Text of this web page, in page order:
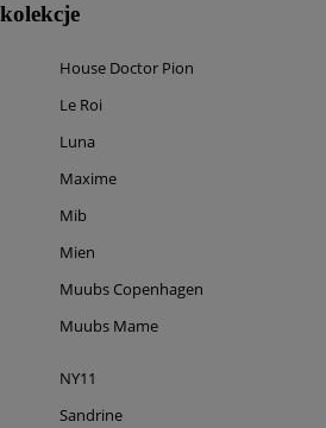
House Doctor Pion
Le Roi
Luna
Maxime
Mib
Mien
Muubs Copenhagen
Muubs Mame
NY11
Sandrine